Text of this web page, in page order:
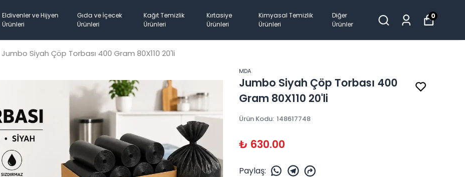
Eldivenler ve Hijyen
Ürünleri
Gıda ve İçecek
Ürünleri
Kağıt Temizlik
Ürünleri
Kırtasiye
Ürünleri
Kimyasal Temizlik
Ürünleri
Diğer
Ürünler
0
Jumbo Siyah Çöp Torbası 400 Gram 80X110 20'li
MDA
Jumbo Siyah Çöp Torbası 400
Gram 80X110 20'li
Ürün Kodu: 148617748
₺ 630.00
Paylaş: